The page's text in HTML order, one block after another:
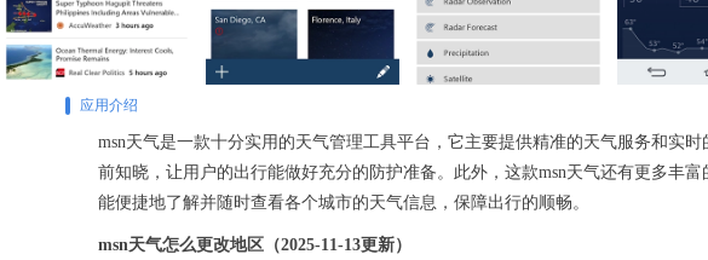
应用介绍
msn天气是一款十分实用的天气管理工具平台，它主要提供精准的天气服务和实
前知晓，让用户的出行能做好充分的防护准备。此外，这款msn天气还有更多丰
能便捷地了解并随时查看各个城市的天气信息，保障出行的顺畅。
msn天气怎么更改地区（2025-11-13更新）